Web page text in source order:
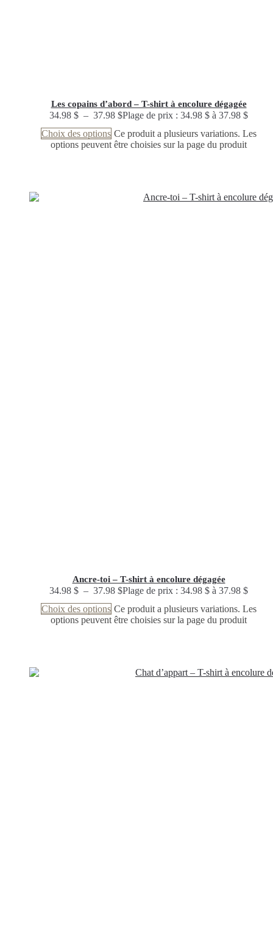
Les copains d’abord – T-shirt à encolure dégagée
34.98 $ – 37.98 $Plage de prix : 34.98 $ à 37.98 $
Choix des options Ce produit a plusieurs variations. Les
options peuvent être choisies sur la page du produit
Ancre-toi – T-shirt à encolure dégagée
34.98 $ – 37.98 $Plage de prix : 34.98 $ à 37.98 $
Choix des options Ce produit a plusieurs variations. Les
options peuvent être choisies sur la page du produit